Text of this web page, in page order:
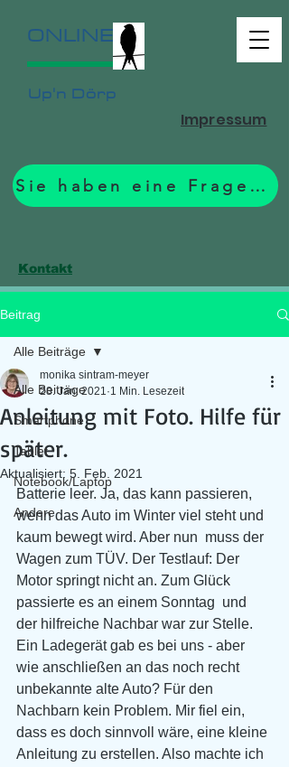
ONLINE
Up'n Dörp
Sie haben eine Frage? Zum Formular.
Impressum
Kontakt
Beitrag
Alle Beiträge
Smartphone
Tablet
Notebook/Laptop
Andere
Alle Beiträge
Anleitung mit Foto. Hilfe für
später.
monika sintram-meyer
28. Jan. 2021 1 Min. Lesezeit
Aktualisiert: 5. Feb. 2021
Batterie leer. Ja, das kann passieren,
wenn das Auto im Winter viel steht und
kaum bewegt wird. Aber nun  muss der
Wagen zum TÜV. Der Testlauf: Der
Motor springt nicht an. Zum Glück
passierte es an einem Sonntag  und
der hilfreiche Nachbar war zur Stelle.
Ein Ladegerät gab es bei uns - aber
wie anschließen an das noch recht
unbekannte alte Auto? Für den
Nachbarn kein Problem. Mir fiel ein,
dass es doch sinnvoll wäre, eine kleine
Anleitung zu erstellen. Also machte ich